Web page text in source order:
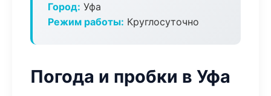
Город: Уфа
Режим работы: Круглосуточно
Погода и пробки в Уфа